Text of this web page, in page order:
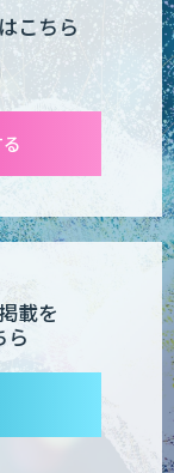
こちら
載を
ら